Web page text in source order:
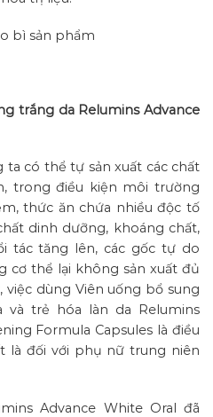
bì sản phẩm
trắng da Relumins Advance
có thể tự sản xuất các chất
trong điều kiện môi trường
thức ăn chứa nhiều độc tố
dinh dưỡng, khoáng chất,
tác tăng lên, các gốc tự do
cơ thể lại không sản xuất đủ
việc dùng Viên uống bổ sung
và trẻ hóa làn da Relumins
Formula Capsules là điều
là đối với phụ nữ trung niên
Advance White Oral đã